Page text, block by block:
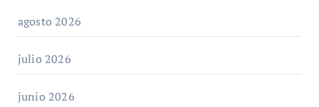
agosto 2026
julio 2026
junio 2026